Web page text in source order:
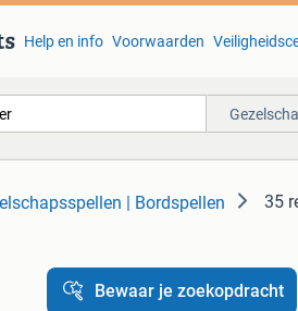
Help en info Voorwaarden
| Bordspellen 35
Bewaar je zoekopdracht